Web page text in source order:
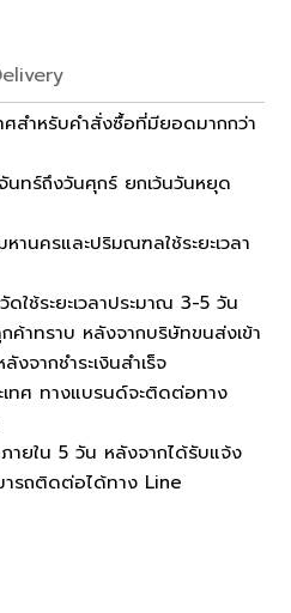
สำหรับคำสั่งซื้อที่มียอดมากกว่า
ทร์ถึงวันศุกร์ ยกเว้นวันหยุด
านครและปริมณฑลใช้ระยะเวลา
ใช้ระยะเวลาประมาณ 3-5 วัน
ค้าทราบ หลังจากบริษัทขนส่งเข้า
งจากชำระเงินสำเร็จ
ทศ ทางแบรนด์จะติดต่อทาง
ายใน 5 วัน หลังจากได้รับแจ้ง
รถติดต่อได้ทาง Line